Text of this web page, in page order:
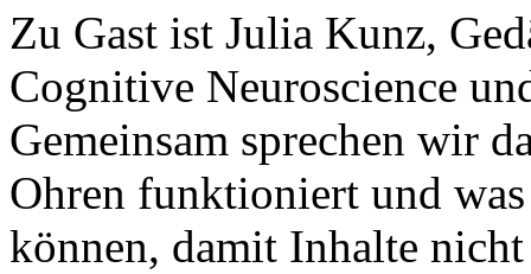
Zu Gast ist Julia Kunz,
Cognitive Neuroscience
Gemeinsam sprechen wir
Ohren funktioniert und
können, damit Inhalte